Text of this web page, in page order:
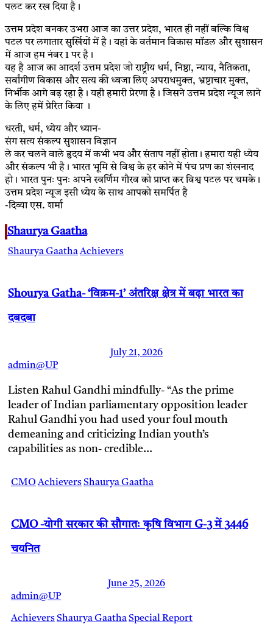
पलट कर रख दिया है।
उत्तम प्रदेश बनकर उभरा आज का उत्तर प्रदेश, भारत ही नहीं बल्कि विश्व
पटल पर लगातार सुर्खियों में है। यहां के वर्तमान विकास मॉडल और सुशासन
में आज हम नंबर 1 पर है।
यह है आज का आदर्श उत्तम प्रदेश जो राष्ट्रीय धर्म, निष्ठा, न्याय, नैतिकता,
सर्वांगीण विकास और सत्य की ध्वजा लिए अपराधमुक्त, भ्रष्टाचार मुक्त,
निर्भीक आगे बढ़ रहा है। यही हमारी प्रेरणा है। जिसने उत्तम प्रदेश न्यूज लाने
के लिए हमें प्रेरित किया ।
धरती, धर्म, ध्येय और ध्यान-
संग सत्य संकल्प सुशासन विज्ञान
ले कर चलने वाले हृदय में कभी भय और संताप नहीं होता। हमारा यही ध्येय
और संकल्प भी है। भारत भूमि से विश्व के हर कोने में पंच प्रण का शंखनाद
हो। भारत पुनः पुनः अपने स्वर्णिम गौरव को प्राप्त कर विश्व पटल पर चमके।
उत्तम प्रदेश न्यूज इसी ध्येय के साथ आपको समर्पित है
-दिव्या एस. शर्मा
Shaurya Gaatha
Shaurya GaathaAchievers
Shourya Gatha- ‘विक्रम-1’ अंतरिक्ष क्षेत्र में बढ़ा भारत का
दबदबा
July 21, 2026
admin@UP
Listen Rahul Gandhi mindfully- “As the prime
leader of Indian parliamentary opposition leader
Rahul Gandhi you had used your foul mouth
demeaning and criticizing Indian youth’s
capabilities as non- credible…
CMO AchieversShaurya Gaatha
CMO -योगी सरकार की सौगातः कृषि विभाग G-3 में 3446
चयनित
June 25, 2026
admin@UP
AchieversShaurya GaathaSpecial Report